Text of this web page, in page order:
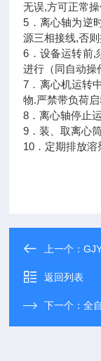
无误,方可正常操
5．离心轴为逆
源三相接线,否
6．设备运转前,
进行（同自动操
7．离心机运转
物.严禁带负荷
8．离心轴停止
9．装、取离心
10．定期排放溶
上一个：
返回列表
下一个：全